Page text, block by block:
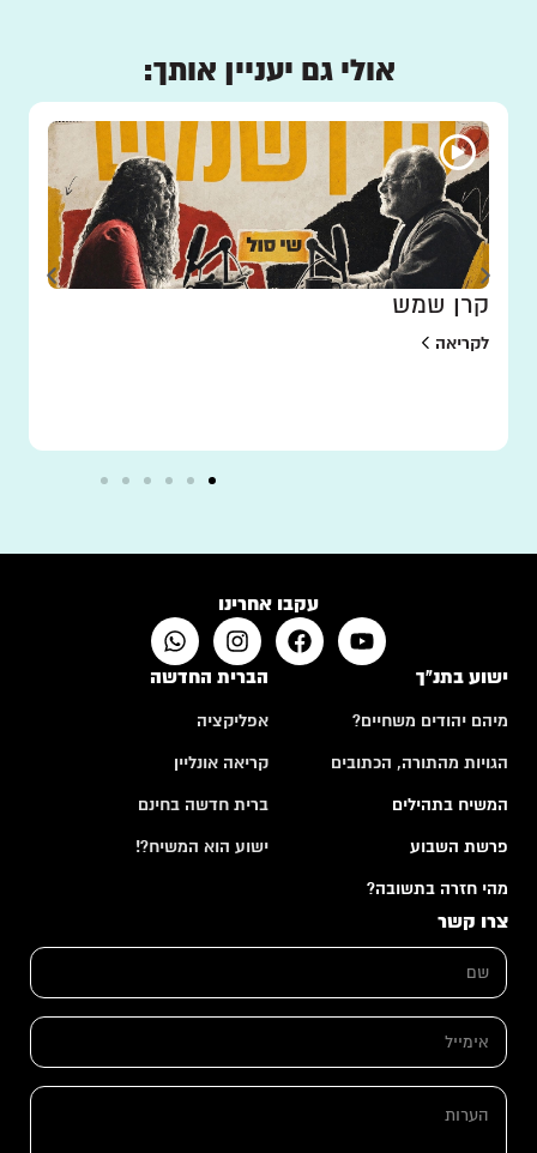
אולי גם יעניין אותך:
קרן שמש
לקריאה
עקבו אחרינו
ישוע בתנ"ך
מיהם יהודים משחיים?
הגויות מהתורה, הכתובים
המשיח בתהילים
פרשת השבוע
מהי חזרה בתשובה?
הברית החדשה
אפליקציה
קריאה אונליין
ברית חדשה בחינם
ישוע הוא המשיח?!
צרו קשר
ש
*
א
מ
יע
ה